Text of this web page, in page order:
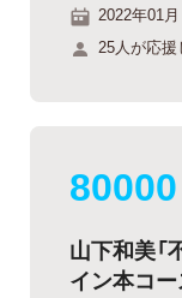
2022年01
25人が応援
80000
山下和美「
イン本コ